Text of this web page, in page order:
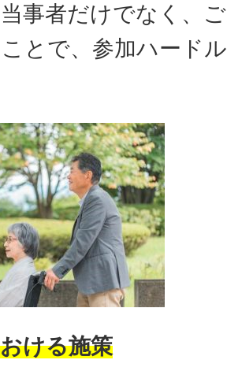
事者だけでなく、
とで、参加ハード
ける施策